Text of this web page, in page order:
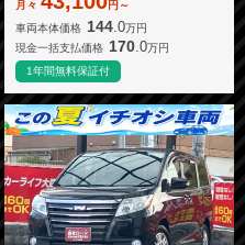
月々
円～
車両本体価格 144 .0万円
現金一括支払価格 170.0万円
1年間無料保証付